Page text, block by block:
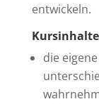
entwickeln.
die